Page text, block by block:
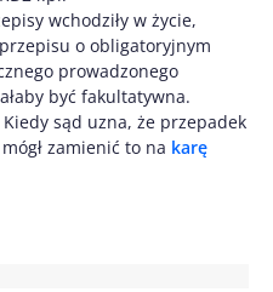
wchodziły w życie,
o obligatoryjnym
prowadzonego
być fakultatywna.
sąd uzna, że przepadek
zamienić to na karę